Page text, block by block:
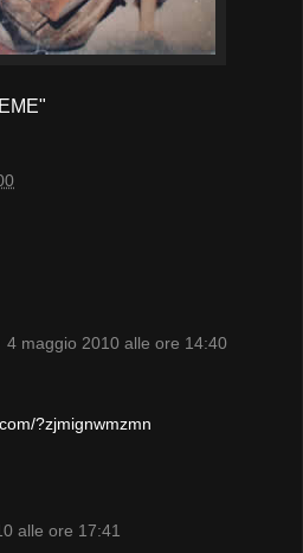
4 maggio 2010 alle ore 14:40
?zjmignwmzmn
alle ore 17:41